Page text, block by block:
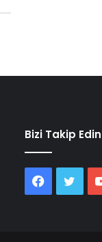
Bizi Takip Edin
Facebook